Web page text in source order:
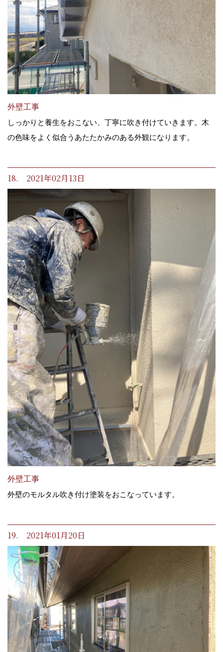
外壁工事
しっかりと養生をおこない、丁寧に吹き付けていきます。木
の色味をよく似合うあたたかみのある外観になります。
18. 2021年02月13日
外壁工事
外壁のモルタル吹き付け塗装をおこなっています。
19. 2021年01月20日